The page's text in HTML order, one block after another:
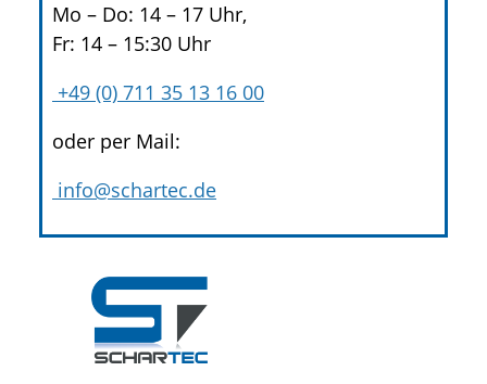
Mo – Do: 14 – 17 Uhr,
Fr: 14 – 15:30 Uhr
+49 (0) 711 35 13 16 00
oder per Mail:
info@schartec.de